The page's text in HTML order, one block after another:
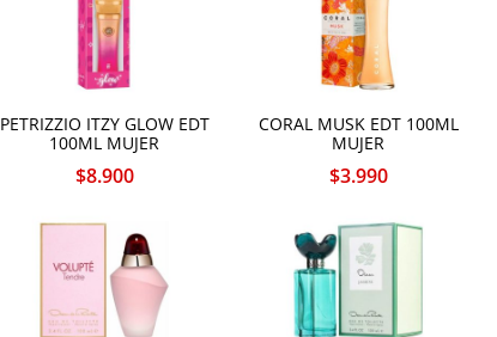
PETRIZZIO ITZY GLOW EDT
100ML MUJER
$8.900
CORAL MUSK EDT 100ML
MUJER
$3.990